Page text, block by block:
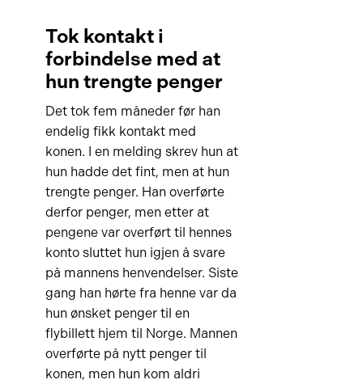
Tok kontakt i
forbindelse med at
hun trengte penger
Det tok fem måneder før han
endelig fikk kontakt med
konen. I en melding skrev hun at
hun hadde det fint, men at hun
trengte penger. Han overførte
derfor penger, men etter at
pengene var overført til hennes
konto sluttet hun igjen å svare
på mannens henvendelser. Siste
gang han hørte fra henne var da
hun ønsket penger til en
flybillett hjem til Norge. Mannen
overførte på nytt penger til
konen, men hun kom aldri